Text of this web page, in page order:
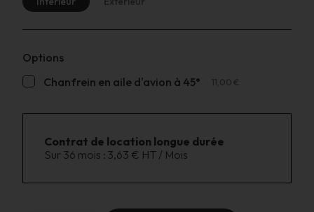
Options
Chanfrein en aile d'avion à 45°
11,00 €
Contrat de location longue durée
Sur 36 mois : 3,63 € HT / Mois